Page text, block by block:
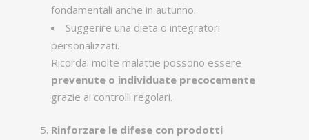
fondamentali anche in autunno.
Suggerire una dieta o integratori
personalizzati.
Ricorda: molte malattie possono essere
prevenute o individuate precocemente
grazie ai controlli regolari.
Rinforzare le difese con prodotti